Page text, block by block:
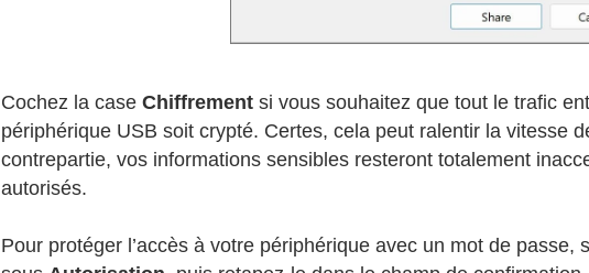
Cochez la caseChiffrement si vous souhaitez que tout le trafic
périphérique USB soit crypté. Certes, cela peut ralentir la vitesse
contrepartie, vos informations sensibles resteront totalement
autorisés.
Pour protéger l’accès à votre périphérique avec un mot de passe,